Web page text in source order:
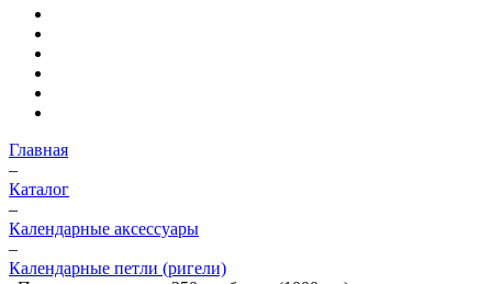
Главная
–
Каталог
–
Календарные аксессуары
–
Календарные петли (ригели)